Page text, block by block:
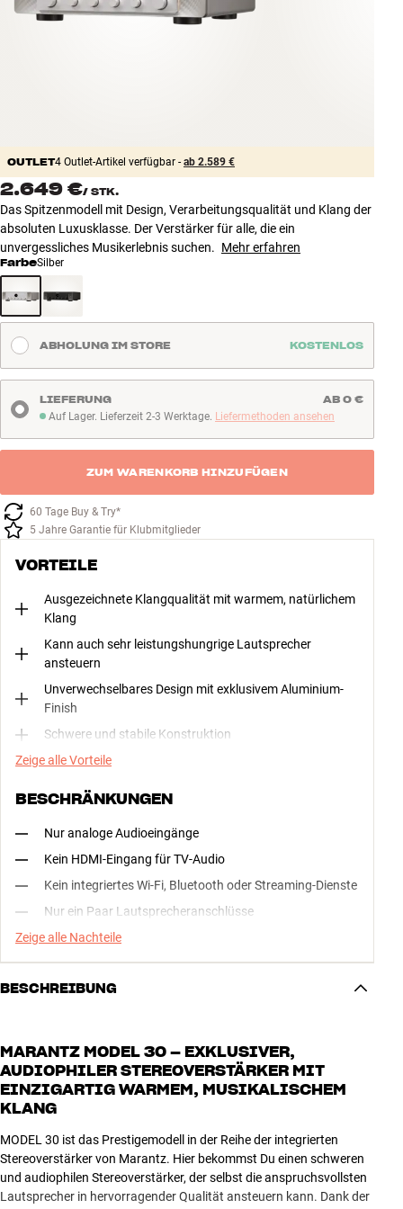
Zubehör
ANGEBOTE
Store Finden
Kundendienst
Anmelden
Kundendienst
Bauen mit Klang
OUTLET4 Outlet-Artikel verfügbar - ab 2.589 €
2.649 €/ STK.
Das Spitzenmodell mit Design, Verarbeitungsqualität und Klang der
absoluten Luxusklasse. Der Verstärker für alle, die ein
unvergessliches Musikerlebnis suchen. Mehr erfahren
FarbeSilber
ABHOLUNG IM STORE KOSTENLOS
Auf Lager. Lieferzeit 2-3 Werktage
Auf Lager. Lieferzeit 2-3 Werktage. Liefermethoden ansehen
LIEFERUNG AB 0 €
ZUM WARENKORB HINZUFÜGEN
60 Tage Buy & Try*
5 Jahre Garantie für Klubmitglieder
VORTEILE
Ausgezeichnete Klangqualität mit warmem, natürlichem
Klang
Kann auch sehr leistungshungrige Lautsprecher
ansteuern
Unverwechselbares Design mit exklusivem Aluminium-
Finish
Schwere und stabile Konstruktion
Zeige alle Vorteile
BESCHRÄNKUNGEN
Nur analoge Audioeingänge
Kein HDMI-Eingang für TV-Audio
Kein integriertes Wi-Fi, Bluetooth oder Streaming-Dienste
Nur ein Paar Lautsprecheranschlüsse
Zeige alle Nachteile
BESCHREIBUNG
MARANTZ MODEL 30 – EXKLUSIVER,
AUDIOPHILER STEREOVERSTÄRKER MIT
EINZIGARTIG WARMEM, MUSIKALISCHEM
KLANG
MODEL 30 ist das Prestigemodell in der Reihe der integrierten
Stereoverstärker von Marantz. Hier bekommst Du einen schweren
und audiophilen Stereoverstärker, der selbst die anspruchsvollsten
Lautsprecher in hervorragender Qualität ansteuern kann. Dank der